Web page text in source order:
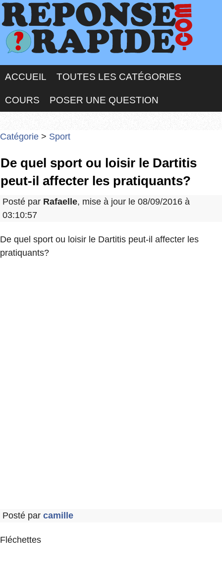
ACCUEIL TOUTES LES CATÉGORIES
COURS POSER UNE QUESTION
Catégorie > Sport
De quel sport ou loisir le Dartitis
peut-il affecter les pratiquants?
Posté par Rafaelle, mise à jour le 08/09/2016 à
03:10:57
De quel sport ou loisir le Dartitis peut-il affecter les
pratiquants?
Posté par camille
Fléchettes